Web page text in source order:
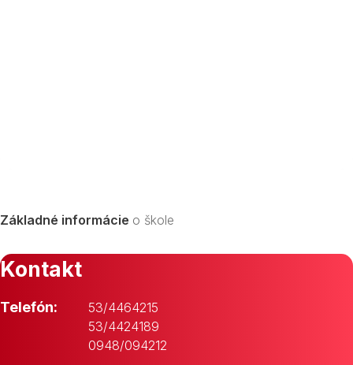
Základné informácie o škole
Kontakt
Telefón:
53/4464215
53/4424189
0948/094212